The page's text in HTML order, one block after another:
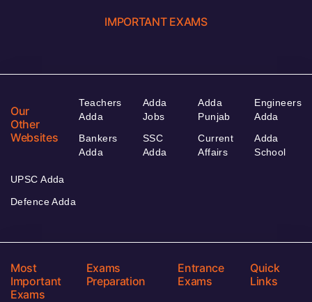
IMPORTANT EXAMS
Our
Other
Websites
Teachers
Adda
Bankers
Adda
Adda
Jobs
SSC
Adda
Adda
Punjab
Current
Affairs
Engineers
Adda
Adda
School
UPSC Adda
Defence Adda
Most
Important
Exams
Exams
Preparation
Entrance
Exams
Quick
Links